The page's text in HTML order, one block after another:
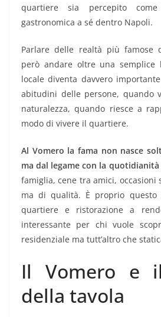
quartiere sia percepito
gastronomica a sé dentro Napoli.
Parlare delle realtà più famose
però andare oltre una
locale diventa davvero
abitudini delle persone, quando
naturalezza, quando riesce a
modo di vivere il quartiere.
Al Vomero la fama non nasce
ma dal legame con la quotidianità
famiglia, cene tra amici, occasioni
ma di qualità. È proprio
quartiere e ristorazione a
interessante per chi vuole
residenziale ma tutt’altro che
Il Vomero e
della tavola